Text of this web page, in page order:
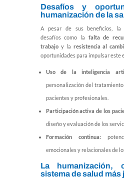
Desafíos y
humanización de la
A pesar de sus beneficios, la
desafíos como la falta de
trabajoy la resistencia al
oportunidades para impulsar este
Uso de la inteligencia
personalización del
pacientes y profesionales.
Participación activa de los
diseño y evaluación de los
Formación continua:
emocionales y relacionales de
La humanización,
sistema de salud más